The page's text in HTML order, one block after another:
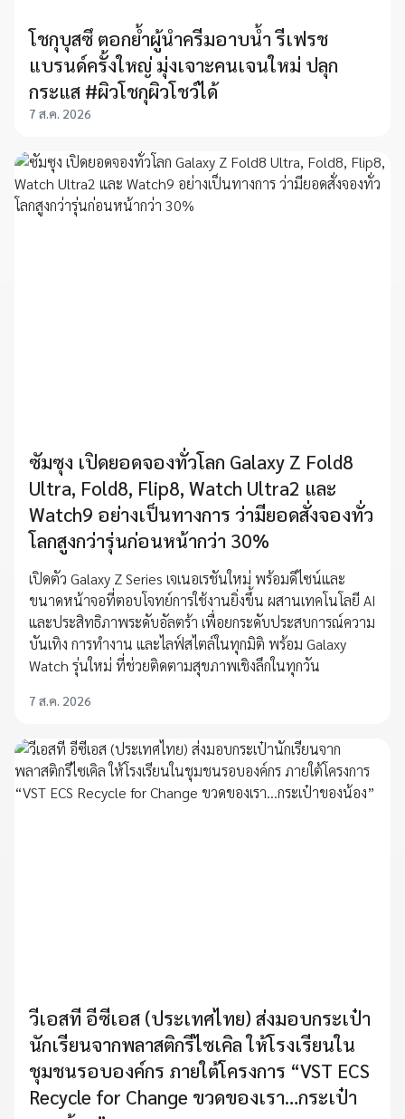
โชกุบุสซึ ตอกย้ำผู้นำครีมอาบน้ำ รีเฟรช
แบรนด์ครั้งใหญ่ มุ่งเจาะคนเจนใหม่ ปลุก
กระแส #ผิวโชกุผิวโชว์ได้
7 ส.ค. 2026
ซัมซุง เปิดยอดจองทั่วโลก Galaxy Z Fold8
Ultra, Fold8, Flip8, Watch Ultra2 และ
Watch9 อย่างเป็นทางการ ว่ามียอดสั่งจองทั่ว
โลกสูงกว่ารุ่นก่อนหน้ากว่า 30%
เปิดตัว Galaxy Z Series เจเนอเรชันใหม่ พร้อมดีไซน์และ
ขนาดหน้าจอที่ตอบโจทย์การใช้งานยิ่งขึ้น ผสานเทคโนโลยี AI
และประสิทธิภาพระดับอัลตร้า เพื่อยกระดับประสบการณ์ความ
บันเทิง การทำงาน และไลฟ์สไตล์ในทุกมิติ พร้อม Galaxy
Watch รุ่นใหม่ ที่ช่วยติดตามสุขภาพเชิงลึกในทุกวัน
7 ส.ค. 2026
วีเอสที อีซีเอส (ประเทศไทย) ส่งมอบกระเป๋า
นักเรียนจากพลาสติกรีไซเคิล ให้โรงเรียนใน
ชุมชนรอบองค์กร ภายใต้โครงการ “VST ECS
Recycle for Change ขวดของเรา…กระเป๋า